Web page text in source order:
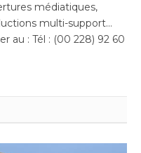
médiatiques,
multi-support…
au : Tél : (00 228) 92 60